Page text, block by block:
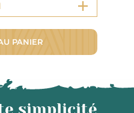
PANIER
simplicité